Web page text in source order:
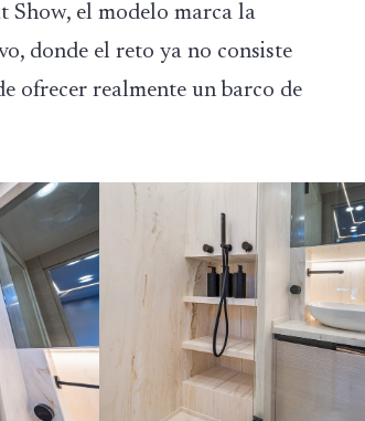
Show, el modelo marca la
donde el reto ya no consiste
ofrecer realmente un barco de